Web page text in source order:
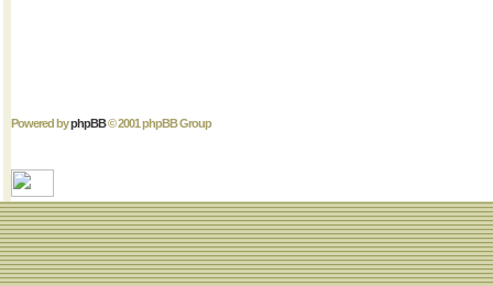
Powered byphpBB© 2001 phpBB Group